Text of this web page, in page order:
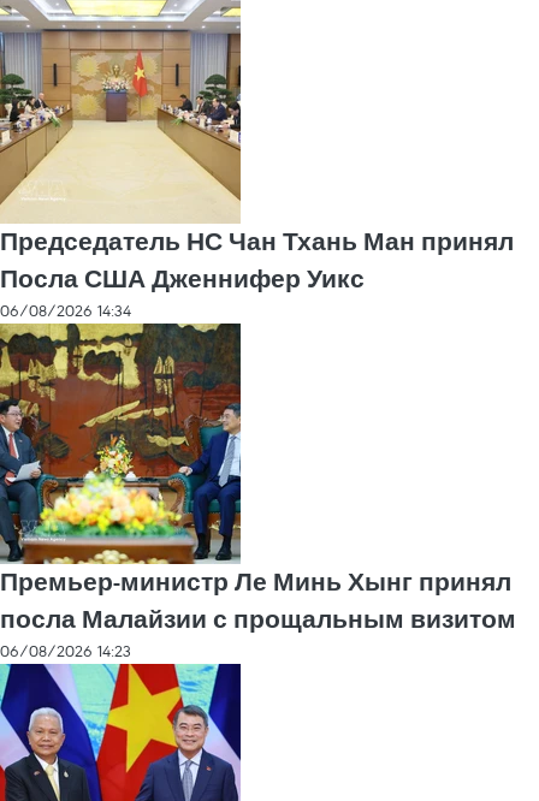
Председатель НС Чан Тхань Ман принял
Посла США Дженнифер Уикс
06/08/2026 14:34
Премьер-министр Ле Минь Хынг принял
посла Малайзии с прощальным визитом
06/08/2026 14:23